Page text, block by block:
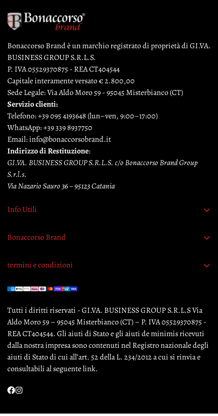
Bonaccorso Brand è un marchio registrato di proprietà di GI.VA.
BUSINESS GROUP S.R.L.S.
P. IVA 05529370875 - REA CT404544
Capitale interamente versato € 2.800,00
Sede Legale: Via Aldo Moro 59 - 95045 Misterbianco (CT)
Servizio clienti:
Telefono:+39 095 4193648 (lun–ven, 9:00–17:00)
WhatsApp:+39 339 8937750
Email:info@bonaccorsobrand.it
Indirizzo di Restituzione:
GI.VA. BUSINESS GROUP S.R.L.S. c/o Bonaccorso Brand Group
S.r.l.s.
Via Nazario Sauro 36 – 95123 Catania
Info Utili
Bonaccorso Brand
Garanzia originalità prodotti
termini e condizioni
Privacy Policy
Cookie Policy
Informativa Legale
Politica di reso
Tutti i diritti riservati - GI.VA. BUSINESS GROUP S.R.L.S Via
Aldo Moro 59 – 95045 Misterbianco (CT) – P. IVA 05529370875 -
REA CT404544. Gli aiuti di Stato e gli aiuti de minimis ricevuti
dalla nostra impresa sono contenuti nel Registro nazionale degli
aiuti di Stato di cui all’art. 52 della L. 234/2012 a cui si rinvia e
consultabili al seguente link.